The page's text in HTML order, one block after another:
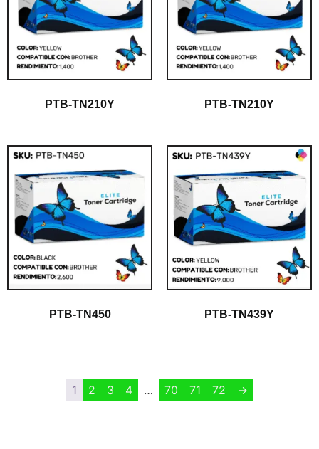
PTB-TN210Y PTB-TN210Y
PTB-TN450
PTB-TN439Y
1 2 3 4 … 70 71 72 →